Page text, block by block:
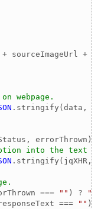
+ sourceImageUrl +
webpage.
.stringify(data,
errorThrown )
into the text
.stringify(jqXHR,
=== "" ) ?
===
"" )